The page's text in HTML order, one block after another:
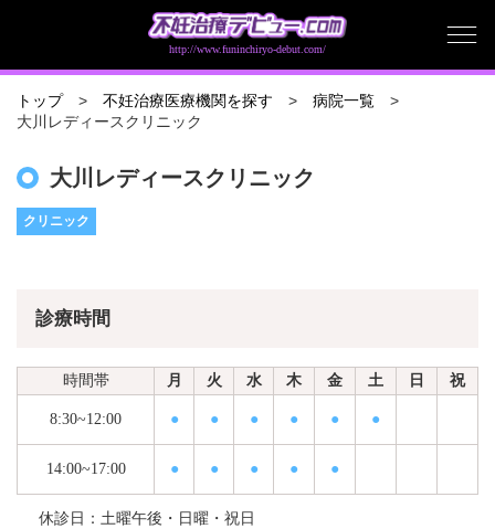
http://www.funinchiryo-debut.com/
トップ 不妊治療医療機関を探す 病院一覧
大川レディースクリニック
大川レディースクリニック
クリニック
診療時間
時間帯 月 火 水 木 金 土 日 祝
8:30~12:00 ● ● ● ● ● ●
14:00~17:00 ● ● ● ● ●
休診日：土曜午後・日曜・祝日